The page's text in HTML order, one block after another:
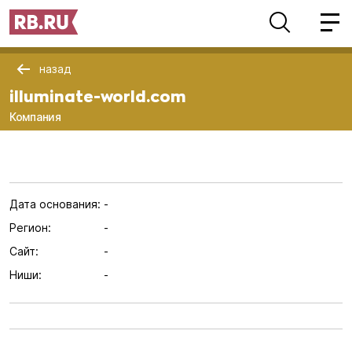
назад
illuminate-world.com
Компания
Дата основания: -
Регион:
-
Сайт:
-
Ниши:
-